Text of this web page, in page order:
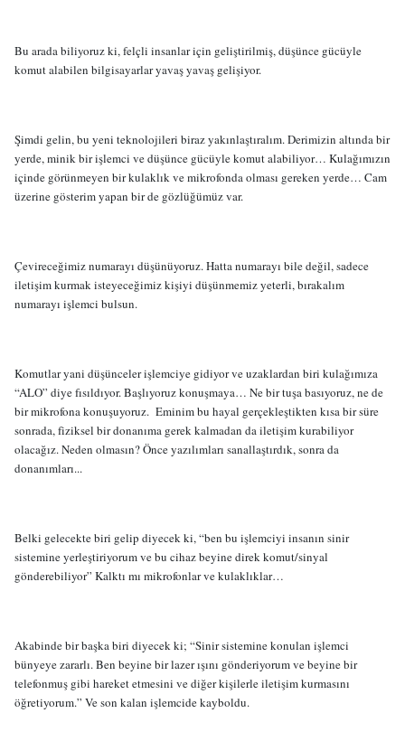
Bu arada biliyoruz ki, felçli insanlar için geliştirilmiş, düşünce gücüyle
komut alabilen bilgisayarlar yavaş yavaş gelişiyor.
Şimdi gelin, bu yeni teknolojileri biraz yakınlaştıralım. Derimizin altında bir
yerde, minik bir işlemci ve düşünce gücüyle komut alabiliyor… Kulağımızın
içinde görünmeyen bir kulaklık ve mikrofonda olması gereken yerde… Cam
üzerine gösterim yapan bir de gözlüğümüz var.
Çevireceğimiz numarayı düşünüyoruz. Hatta numarayı bile değil, sadece
iletişim kurmak isteyeceğimiz kişiyi düşünmemiz yeterli, bırakalım
numarayı işlemci bulsun.
Komutlar yani düşünceler işlemciye gidiyor ve uzaklardan biri kulağımıza
“ALO” diye fısıldıyor. Başlıyoruz konuşmaya… Ne bir tuşa basıyoruz, ne de
bir mikrofona konuşuyoruz. Eminim bu hayal gerçekleştikten kısa bir süre
sonrada, fiziksel bir donanıma gerek kalmadan da iletişim kurabiliyor
olacağız. Neden olmasın? Önce yazılımları sanallaştırdık, sonra da
donanımları...
Belki gelecekte biri gelip diyecek ki, “ben bu işlemciyi insanın sinir
sistemine yerleştiriyorum ve bu cihaz beyine direk komut/sinyal
gönderebiliyor” Kalktı mı mikrofonlar ve kulaklıklar…
Akabinde bir başka biri diyecek ki; “Sinir sistemine konulan işlemci
bünyeye zararlı. Ben beyine bir lazer ışını gönderiyorum ve beyine bir
telefonmuş gibi hareket etmesini ve diğer kişilerle iletişim kurmasını
öğretiyorum.” Ve son kalan işlemcide kayboldu.